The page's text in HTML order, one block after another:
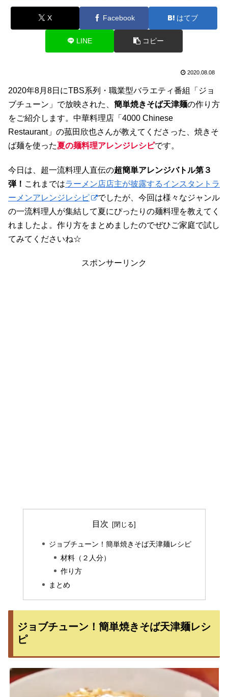
X Facebook はてブ
LINE コピー
2020.08.08
2020年8月8日にTBS系列・職業型バラエティ番組「ジョ
ブチューン」で放映された、 簡単焼きそば天津麺の作り方
をご紹介します。中華料理店「4000 Chinese
Restaurant」の菰田欣也さんが教えてくださった、焼きそ
ば麺を使った夏の麺料理アレンジレシピです。
今日は、超一流料理人直伝の超簡単アレンジバトル第３
弾！ これまではラーメン店店主が披露するインスタントラ
ーメンアレンジレシピ
でしたが、今回は様々なジャンル
の一流料理人が集結して夏にぴったりの麺料理を教えてく
れましたよ。作り方をまとめましたのでぜひご家庭で試し
てみてくださいね☆
スポンサーリンク
目次
ジョブチューン！簡単焼きそば天津麺レシピ
材料（２人分）
作り方
まとめ
ジョブチューン！簡単焼きそば天津麺レシ
ピ